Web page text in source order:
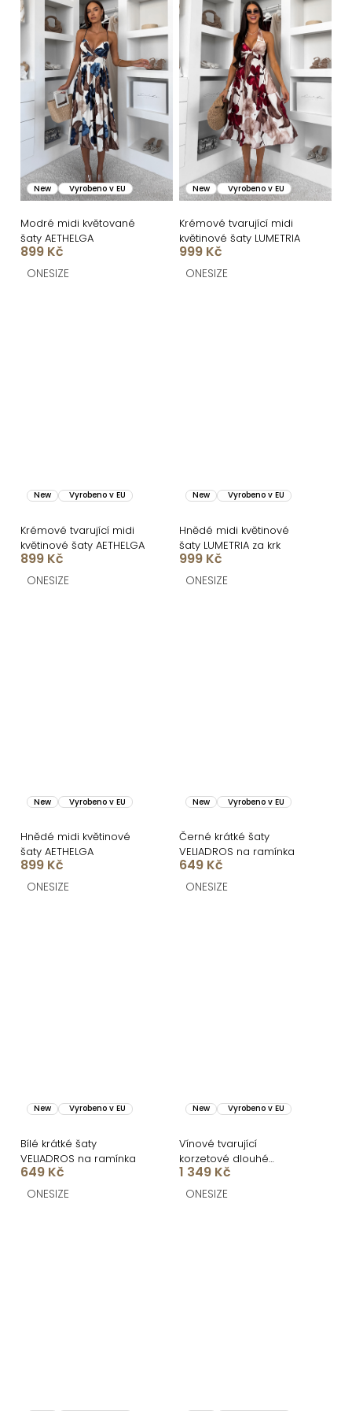
New Vyrobeno v EU
Modré midi květované
šaty AETHELGA
899 Kč
ONESIZE
New Vyrobeno v EU
Krémové tvarující midi
květinové šaty LUMETRIA
999 Kč
ONESIZE
New Vyrobeno v EU
Krémové tvarující midi
květinové šaty AETHELGA
899 Kč
ONESIZE
New Vyrobeno v EU
Hnědé midi květinové
šaty LUMETRIA za krk
999 Kč
ONESIZE
New Vyrobeno v EU
Hnědé midi květinové
šaty AETHELGA
899 Kč
ONESIZE
New Vyrobeno v EU
Černé krátké šaty
VELIADROS na ramínka
649 Kč
ONESIZE
New Vyrobeno v EU
Bílé krátké šaty
VELIADROS na ramínka
649 Kč
ONESIZE
New Vyrobeno v EU
Vínové tvarující
korzetové dlouhé
společenské šaty
FRUESTA
1 349 Kč
ONESIZE